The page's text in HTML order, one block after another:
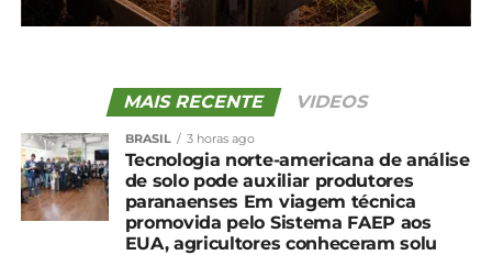
TÓPICOS RELACIONADOS:
exportações em setembro
NÃO PERCA
Câmara derruba MP que previa taxação de
LCA
MAIS RECENTE VIDEOS
BRASIL 3 horas ago
Tecnologia norte-americana de análise
de solo pode auxiliar produtores
paranaenses Em viagem técnica
promovida pelo Sistema FAEP aos
EUA, agricultores conheceram solu